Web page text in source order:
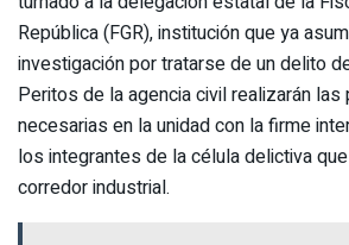
República (FGR), institución que ya
investigación por tratarse de un delito
Peritos de la agencia civil realizarán
necesarias en la unidad con la firme
los integrantes de la célula delictiva
corredor industrial.